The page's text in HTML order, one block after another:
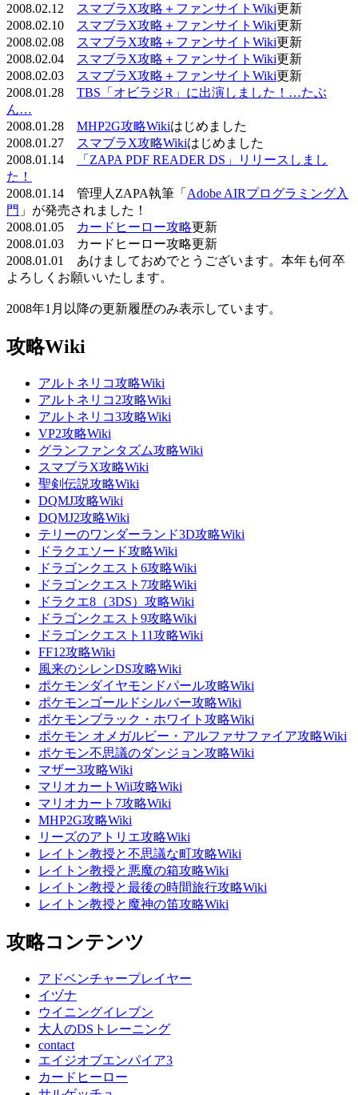
2008.02.12
スマブラX攻略＋ファンサイトWiki更新
2008.02.10
スマブラX攻略＋ファンサイトWiki更新
2008.02.08
スマブラX攻略＋ファンサイトWiki更新
2008.02.04
スマブラX攻略＋ファンサイトWiki更新
2008.02.03
スマブラX攻略＋ファンサイトWiki更新
2008.01.28 TBS「オビラジR」に出演しました！…たぶ
ん…
2008.01.28 MHP2G攻略Wikiはじめました
2008.01.27
スマブラX攻略Wikiはじめました
2008.01.14
「ZAPA PDF READER DS」リリースしまし
た！
2008.01.14 管理人ZAPA執筆「 Adobe AIRプログラミング入
門 」が発売されました！
2008.01.05
カードヒーロー攻略更新
2008.01.03 カードヒーロー攻略更新
2008.01.01 あけましておめでとうございます。本年も何卒
よろしくお願いいたします。
2008年1月以降の更新履歴のみ表示しています。
攻略Wiki
アルトネリコ攻略Wiki
アルトネリコ2攻略Wiki
アルトネリコ3攻略Wiki
VP2攻略Wiki
グランファンタズム攻略Wiki
スマブラX攻略Wiki
聖剣伝説攻略Wiki
DQMJ攻略Wiki
DQMJ2攻略Wiki
テリーのワンダーランド3D攻略Wiki
ドラクエソード攻略Wiki
ドラゴンクエスト6攻略Wiki
ドラゴンクエスト7攻略Wiki
ドラクエ8（3DS）攻略Wiki
ドラゴンクエスト9攻略Wiki
ドラゴンクエスト11攻略Wiki
FF12攻略Wiki
風来のシレンDS攻略Wiki
ポケモンダイヤモンドパール攻略Wiki
ポケモンゴールドシルバー攻略Wiki
ポケモンブラック・ホワイト攻略Wiki
ポケモン オメガルビー・アルファサファイア攻略Wiki
ポケモン不思議のダンジョン攻略Wiki
マザー3攻略Wiki
マリオカートWii攻略Wiki
マリオカート7攻略Wiki
MHP2G攻略Wiki
リーズのアトリエ攻略Wiki
レイトン教授と不思議な町攻略Wiki
レイトン教授と悪魔の箱攻略Wiki
レイトン教授と最後の時間旅行攻略Wiki
レイトン教授と魔神の笛攻略Wiki
攻略コンテンツ
アドベンチャープレイヤー
イヅナ
ウイニングイレブン
大人のDSトレーニング
contact
エイジオブエンパイア3
カードヒーロー